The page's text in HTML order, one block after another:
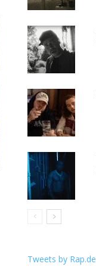
Tweets by Rap.de